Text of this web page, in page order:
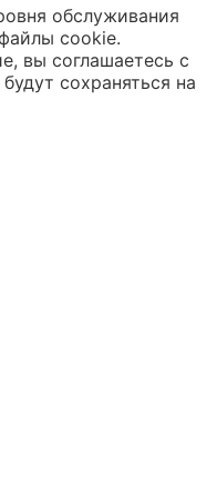
₽
₽ по безналичному
чип
обслуживания
cookie.
вы соглашаетесь с
сохраняться на